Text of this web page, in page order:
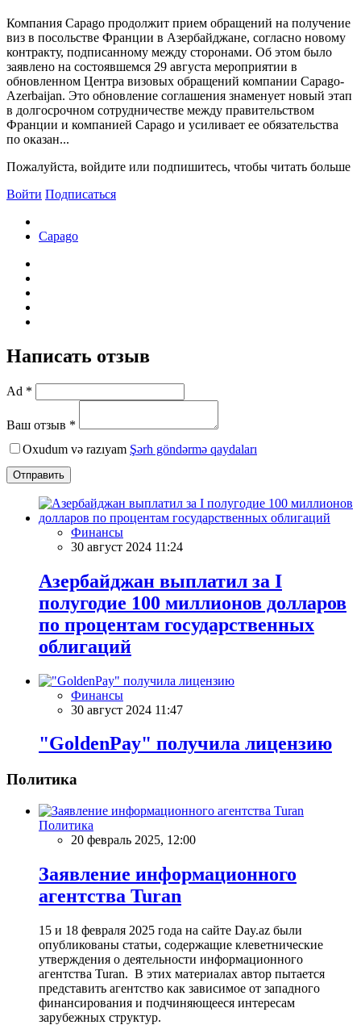
Компания Capago продолжит прием обращений на получение
виз в посольстве Франции в Азербайджане, согласно новому
контракту, подписанному между сторонами. Об этом было
заявлено на состоявшемся 29 августа мероприятии в
обновленном Центра визовых обращений компании Capago-
Azerbaijan. Это обновление соглашения знаменует новый этап
в долгосрочном сотрудничестве между правительством
Франции и компанией Capago и усиливает ее обязательства
по оказан...
Пожалуйста, войдите или подпишитесь, чтобы читать больше
Войти Подписаться
Capago
Написать отзыв
Ad *
Ваш отзыв *
Oxudum və razıyam Şərh göndərmə qaydaları
Отправить
Финансы
30 август 2024 11:24
Азербайджан выплатил за I
полугодие 100 миллионов долларов
по процентам государственных
облигаций
Финансы
30 август 2024 11:47
"GoldenРay" получила лицензию
Политика
Политика
20 февраль 2025, 12:00
Заявление информационного
агентства Turan
15 и 18 февраля 2025 года на сайте Day.az были
опубликованы статьи, содержащие клеветнические
утверждения о деятельности информационного
агентства Turan. В этих материалах автор пытается
представить агентство как зависимое от западного
финансирования и подчиняющееся интересам
зарубежных структур.